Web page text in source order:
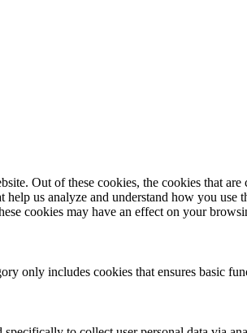
Out of these cookies, the cookies that are
us analyze and understand how you
cookies may have an effect on your
only includes cookies that ensures basic